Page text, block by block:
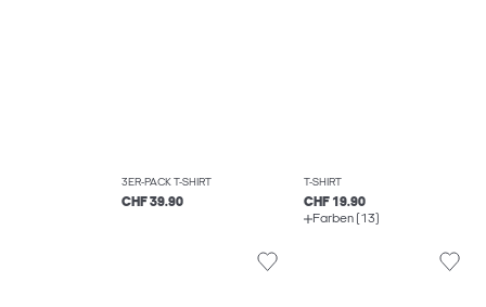
3ER-PACK T-SHIRT
CHF 39.90
T-SHIRT
CHF 19.90
Farben (13)